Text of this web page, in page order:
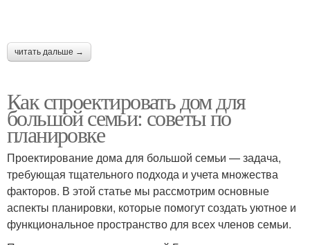
читать дальше →
Как спроектировать дом для
большой семьи: советы по
планировке
Проектирование дома для большой семьи — задача,
требующая тщательного подхода и учета множества
факторов. В этой статье мы рассмотрим основные
аспекты планировки, которые помогут создать уютное и
функциональное пространство для всех членов семьи.